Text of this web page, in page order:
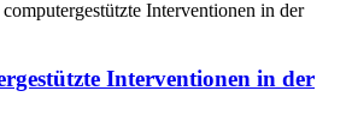
Interventionen in der